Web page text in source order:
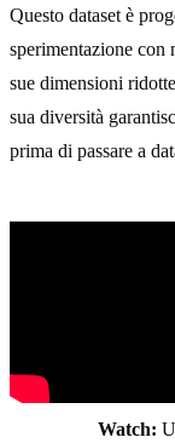
Questo dataset è
sperimentazione con
sue dimensioni
sua diversità
prima di passare a
Watch: